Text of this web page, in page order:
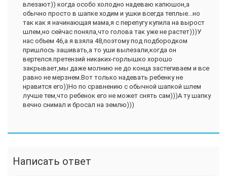
влезают)) когда особо холодно надеваю капюшон,а
обычно просто в шапке ходим и ушки всегда теплые...но
так как я начинающая мама,я с перепугу купила на вырост
шлем,но сейчас поняла,что голова так уже не растет)))У
нас объем 46,а я взяла 48,поэтому под подбородком
пришлось зашивать,а то уши вылезали,когда он
вертелся.претензий никаких-горлышко хорошо
закрывает,мы даже молнию не до конца застегиваем и все
равно не мерзнем.Вот только надевать ребенку не
нравится его))Но по сравнению с обычной шапкой шлем
лучше тем,что ребенок его не может снять сам)))А ту шапку
вечно снимал и бросал на землю)))
Написать ответ